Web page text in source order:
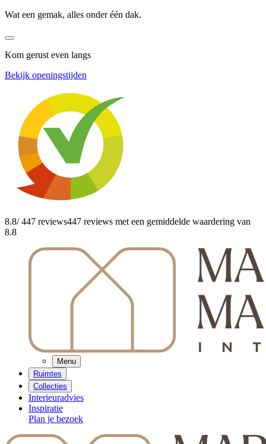
Wat een gemak, alles onder één dak.
Kom gerust even langs
Bekijk openingstijden
8.8/ 447 reviews447 reviews met een gemiddelde waardering van
8.8
Menu
Ruimtes
Collecties
Interieuradvies
Inspiratie
Plan je bezoek